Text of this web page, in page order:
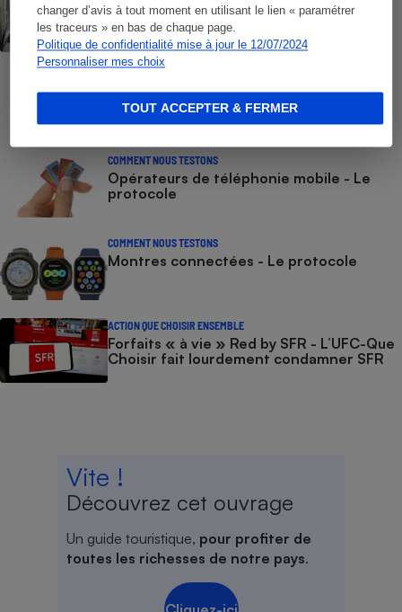
changer d’avis à tout moment en utilisant le lien « paramétrer
les traceurs » en bas de chaque page.
Politique de confidentialité mise à jour le 12/07/2024
Personnaliser mes choix
TOUT ACCEPTER & FERMER
Numéros de services clients gratuits - La
liste des numéros non surtaxés
Smartphones - Le protocole
COMMENT NOUS TESTONS
Opérateurs de téléphonie mobile - Le
protocole
COMMENT NOUS TESTONS
Montres connectées - Le protocole
ACTION QUE CHOISIR ENSEMBLE
Forfaits « à vie » Red by SFR - L’UFC-Que
Choisir fait lourdement condamner SFR
Vite !
Découvrez cet ouvrage
Un guide touristique, pour profiter de
toutes les richesses de notre pays.